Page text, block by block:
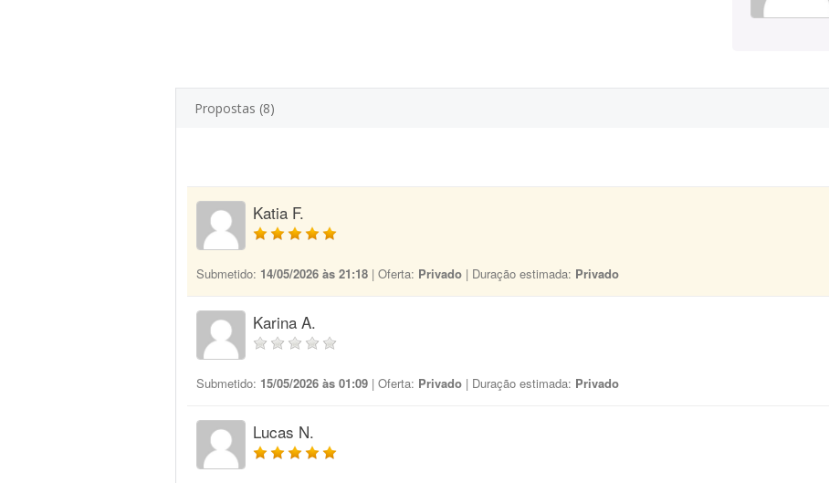
Propostas (8)
Katia F.
Submetido: 14/05/2026 às 21:18 | Oferta: Privado | Duração estimada: Privado
Karina A.
Submetido: 15/05/2026 às 01:09 | Oferta: Privado | Duração estimada: Privado
Lucas N.